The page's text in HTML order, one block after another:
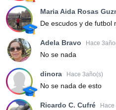
Maria Aida Rosas
De escudos y de futbol
Adela Bravo Hace
No se nada
dinora Hace 3año(s)
No se nada de esto
Ricardo C. Cufré Hace